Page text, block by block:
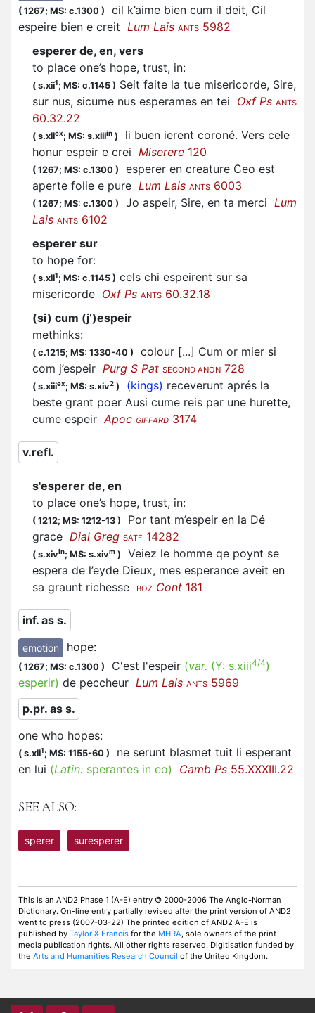
( 1267; MS: c.1300 )
cil k’aime bien cum il deit, Cil
espeire bien e creit Lum Lais ANTS 5982
esperer de, en, vers
to place one’s hope, trust, in:
( s.xii1; MS: c.1145 ) Seit faite la tue misericorde, Sire,
sur nus, sicume nus esperames en tei Oxf Ps ANTS
60.32.22
( s.xiiex; MS: s.xiiiin )
li buen ierent coroné. Vers cele
honur espeir e crei Miserere 120
( 1267; MS: c.1300 ) esperer en creature Ceo est
aperte folie e pure Lum Lais ANTS 6003
( 1267; MS: c.1300 ) Jo aspeir, Sire, en ta merci Lum
Lais ANTS 6102
esperer sur
to hope for:
( s.xii1; MS: c.1145 ) cels chi espeirent sur sa
misericorde Oxf Ps ANTS 60.32.18
(si) cum (j’)espeir
methinks:
( c.1215; MS: 1330-40 )
colour [...] Cum or mier si
com j’espeir Purg S Pat SECOND ANON 728
( s.xiiiex; MS: s.xiv2 ) (kings) receverunt aprés la
beste grant poer Ausi cume reis par une hurette,
cume espeir Apoc GIFFARD 3174
v.refl.
s'esperer de, en
to place one’s hope, trust, in:
( 1212; MS: 1212-13 ) Por tant m’espeir en la Dé
grace Dial Greg SATF 14282
( s.xivin; MS: s.xivm )
Veiez le homme qe poynt se
espera de l’eyde Dieux, mes esperance aveit en
sa graunt richesse
BOZ Cont 181
inf. as s.
emotion hope:
( 1267; MS: c.1300 ) C'est l'espeir (var. (Y: s.xiii4/4)
esperir) de peccheur Lum Lais ANTS 5969
p.pr. as s.
one who hopes:
( s.xii1; MS: 1155-60 ) ne serunt blasmet tuit li esperant
en lui (Latin: sperantes in eo) Camb Ps 55.XXXIII.22
SEE ALSO:
sperer suresperer
This is an AND2 Phase 1 (A-E) entry © 2000-2006 The Anglo-Norman
Dictionary. On-line entry partially revised after the print version of AND2
went to press (2007-03-22) The printed edition of AND2 A-E is
published by Taylor & Francis for the MHRA , sole owners of the print-
media publication rights. All other rights reserved. Digitisation funded by
the Arts and Humanities Research Council of the United Kingdom.